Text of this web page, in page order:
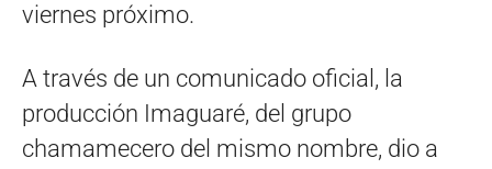
viernes próximo.
A través de un comunicado oficial, la
producción Imaguaré, del grupo
chamamecero del mismo nombre, dio a